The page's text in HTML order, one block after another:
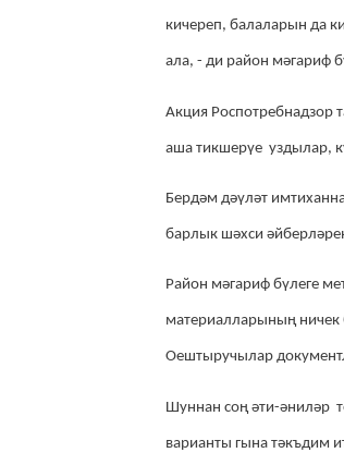
кичереп, балаларын да
ала, - ди район мәгариф
Акция Роспотребнадзор
аша тикшерүе уздылар,
Бердәм дәүләт
барлык шәхси
Район мәгариф бүлеге
материалларының ничек
Оештыручылар
Шуннан соң әти-әниләр
варианты гына тәкъдим